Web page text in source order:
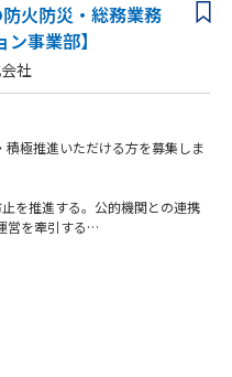
知識
管理等）
験
に貢献したい方
性・期日管理を重視して業務を進
対応できる方
を活かして挑戦したい方。シニ
火防災・総務業務
事業部】
社
極推進いただける方を募集しま
を推進する。公的機関との連携
営を牽引する
清掃・食堂・保安業者と連携
る
火・防災管理）を強化
け行政との連携、届出管理を徹
、公害防止（水質、大気）